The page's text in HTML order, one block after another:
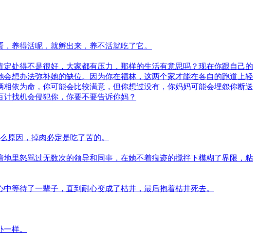
养得活呢，就孵出来，养不活就吃了它。
处得不是很好，大家都有压力，那样的生活有意思吗？现在你跟自己的
想办法弥补她的缺位。因为你在福林，这两个家才能在各自的跑道上轻
依为命，你可能会比较满意，但你想过没有，你妈妈可能会埋怨你断送
找机会侵犯你，你要不要告诉你妈？
原因，掉肉必定是吃了苦的。
里怒骂过无数次的领导和同事，在她不着痕迹的搅拌下模糊了界限，粘
等待了一辈子，直到耐心变成了枯井，最后抱着枯井死去。
样。